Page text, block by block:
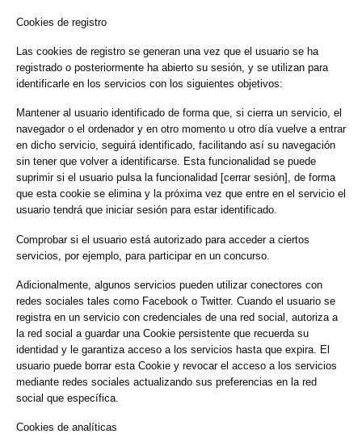
Cookies de registro
Las cookies de registro se generan una vez que el usuario se ha
registrado o posteriormente ha abierto su sesión, y se utilizan para
identificarle en los servicios con los siguientes objetivos:
Mantener al usuario identificado de forma que, si cierra un servicio, el
navegador o el ordenador y en otro momento u otro día vuelve a entrar
en dicho servicio, seguirá identificado, facilitando así su navegación
sin tener que volver a identificarse. Esta funcionalidad se puede
suprimir si el usuario pulsa la funcionalidad [cerrar sesión], de forma
que esta cookie se elimina y la próxima vez que entre en el servicio el
usuario tendrá que iniciar sesión para estar identificado.
Comprobar si el usuario está autorizado para acceder a ciertos
servicios, por ejemplo, para participar en un concurso.
Adicionalmente, algunos servicios pueden utilizar conectores con
redes sociales tales como Facebook o Twitter. Cuando el usuario se
registra en un servicio con credenciales de una red social, autoriza a
la red social a guardar una Cookie persistente que recuerda su
identidad y le garantiza acceso a los servicios hasta que expira. El
usuario puede borrar esta Cookie y revocar el acceso a los servicios
mediante redes sociales actualizando sus preferencias en la red
social que específica.
Cookies de analíticas